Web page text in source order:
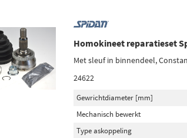
Homokineet reparatieset
Met sleuf in binnendeel,
24622
Gewrichtdiameter [mm]
Mechanisch bewerkt
Type askoppeling